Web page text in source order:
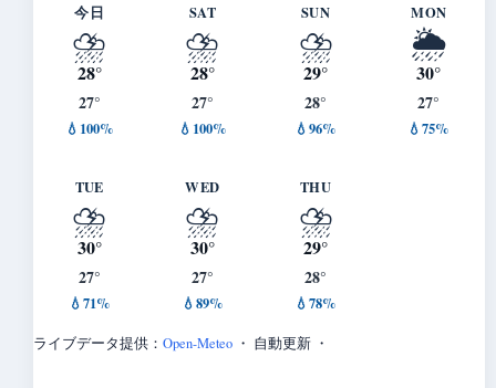
今日
⛈️
28°
27°
💧100%
SAT
⛈️
28°
27°
💧100%
SUN
⛈️
29°
28°
💧96%
MON
🌦️
30°
27°
💧75%
TUE
⛈️
30°
27°
💧71%
WED
⛈️
30°
27°
💧89%
THU
⛈️
29°
28°
💧78%
ライブデータ提供： Open-Meteo ・ 自動更新 ・